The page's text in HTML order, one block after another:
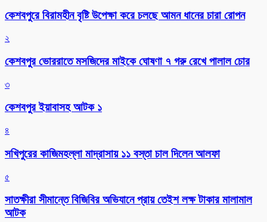
কেশবপুরে বিরামহীন বৃষ্টি উপেক্ষা করে চলছে আমন ধানের চারা রোপন
২
কেশবপুর ভোররাতে মসজিদের মাইকে ঘোষণা ৭ গরু রেখে পালাল চোর
৩
কেশবপুর ইয়াবাসহ আটক ১
৪
সখিপুরের কাজিমহল্লা মাদ্রাসায় ১১ বস্তা চাল দিলেন আলফা
৫
সাতক্ষীরা সীমান্তে বিজিবির অভিযানে প্রায় তেইশ লক্ষ টাকার মালামাল
আটক